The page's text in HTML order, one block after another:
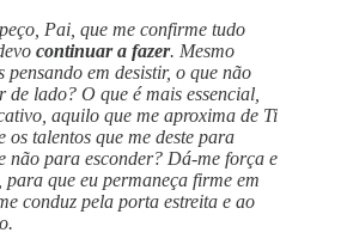
Pai, que me confirme tudo
continuar a fazer. Mesmo
pensando em desistir, o que não
de lado? O que é mais essencial,
aquilo que me aproxima de Ti
os talentos que me deste para
não para esconder? Dá-me força e
para que eu permaneça firme em
conduz pela porta estreita e ao